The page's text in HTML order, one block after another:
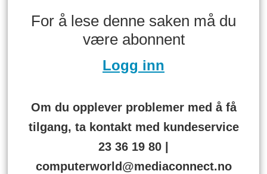
For å lese denne saken må du
være abonnent
Logg inn
Om du opplever problemer med å få
tilgang, ta kontakt med kundeservice
23 36 19 80 |
computerworld@mediaconnect.no